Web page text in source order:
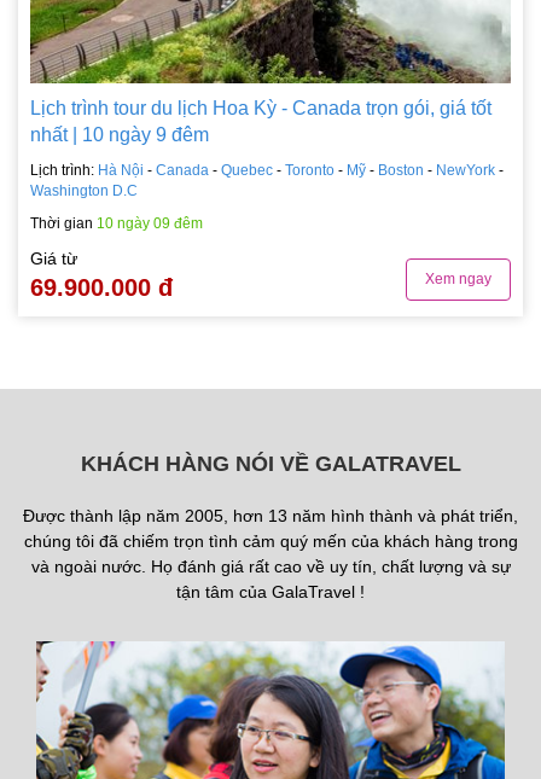
Lịch trình tour du lịch Hoa Kỳ - Canada trọn gói, giá tốt
nhất | 10 ngày 9 đêm
Lịch trình: Hà Nội - Canada - Quebec - Toronto - Mỹ - Boston - NewYork -
Washington D.C
Thời gian 10 ngày 09 đêm
Giá từ
69.900.000 đ Xem ngay
KHÁCH HÀNG NÓI VỀ GALATRAVEL
Được thành lập năm 2005, hơn 13 năm hình thành và phát triển,
chúng tôi đã chiếm trọn tình cảm quý mến của khách hàng trong
và ngoài nước. Họ đánh giá rất cao về uy tín, chất lượng và sự
tận tâm của GalaTravel !